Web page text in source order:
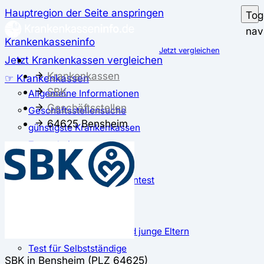
Hauptregion der Seite anspringen
Krankenkasseninfo
Jetzt Krankenkassen vergleichen
☞ Krankenkassen
Allgemeine Informationen
Geschäftsstellensuche
günstigste Krankenkassen
Zusatzbeitrag
✅ Krankenkassen Test
Der große Krankenkassentest
Test für Schwangere und junge Eltern
Test für Selbstständige
Jetzt vergleichen
Krankenkassen
SBK
Geschäftsstellen
64625 Bensheim
SBK in Bensheim (PLZ 64625)